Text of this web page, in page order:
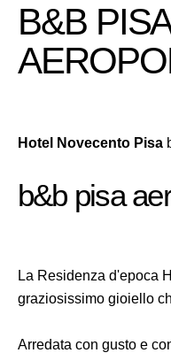
B&B PISA
Hotel Novecento Pisa
b&b pisa
La Residenza d'epoca
graziosissimo gioiello
Arredata con gusto e